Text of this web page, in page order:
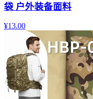
袋 户外装备面料
¥13.00